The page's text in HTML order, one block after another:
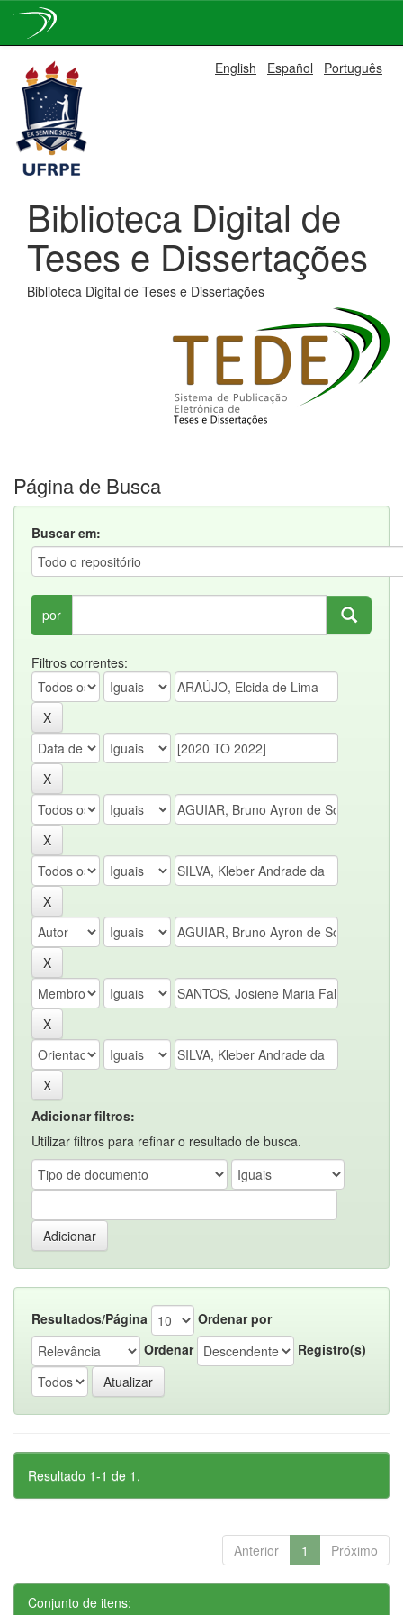
navigation
English Español Português
Biblioteca Digital de
Teses e Dissertações
Biblioteca Digital de Teses e Dissertações
Página de Busca
Buscar em:
por
Filtros correntes:
Adicionar filtros:
Utilizar filtros para refinar o resultado de busca.
Resultados/Página
Ordenar por
Ordenar
Registro(s)
Resultado 1-1 de 1.
Anterior 1 Próximo
Conjunto de itens: